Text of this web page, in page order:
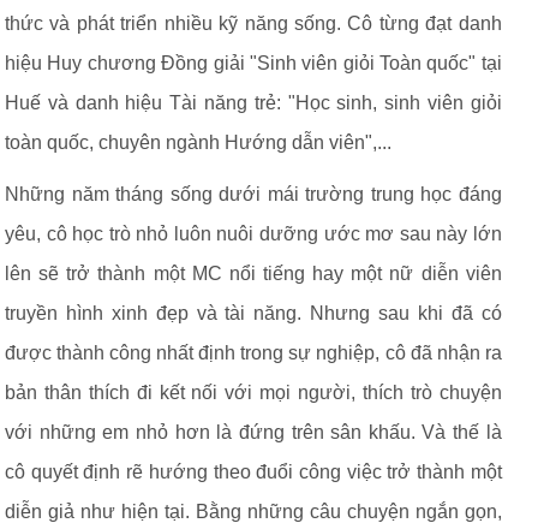
thức và phát triển nhiều kỹ năng sống. Cô từng đạt danh
hiệu Huy chương Đồng giải "Sinh viên giỏi Toàn quốc" tại
Huế và danh hiệu Tài năng trẻ: "Học sinh, sinh viên giỏi
toàn quốc, chuyên ngành Hướng dẫn viên",...
Những năm tháng sống dưới mái trường trung học đáng
yêu, cô học trò nhỏ luôn nuôi dưỡng ước mơ sau này lớn
lên sẽ trở thành một MC nổi tiếng hay một nữ diễn viên
truyền hình xinh đẹp và tài năng. Nhưng sau khi đã có
được thành công nhất định trong sự nghiệp, cô đã nhận ra
bản thân thích đi kết nối với mọi người, thích trò chuyện
với những em nhỏ hơn là đứng trên sân khấu. Và thế là
cô quyết định rẽ hướng theo đuổi công việc trở thành một
diễn giả như hiện tại. Bằng những câu chuyện ngắn gọn,